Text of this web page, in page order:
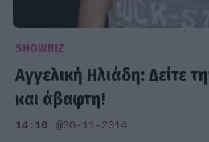
SHOWBIZ
Αγγελική Ηλιάδη: Δείτε
και άβαφτη!
14:10 @30-11-2014